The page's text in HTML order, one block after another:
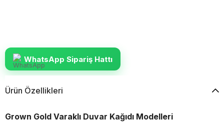
WhatsApp Sipariş Hattı
Ürün Özellikleri
Grown Gold Varaklı Duvar Kağıdı Modelleri